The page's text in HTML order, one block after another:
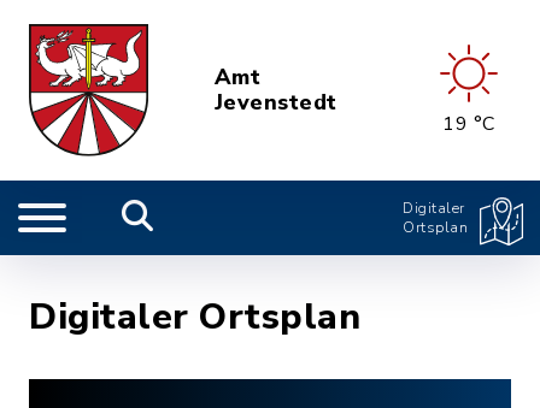
Amt
Jevenstedt
19 °C
Digitaler
Ortsplan
Digitaler Ortsplan